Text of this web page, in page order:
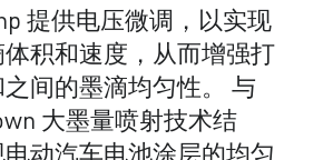
提供电压微调，以实现
积和速度，从而增强打
间的墨滴均匀性。 与
大墨量喷射技术结
动汽车电池涂层的均匀